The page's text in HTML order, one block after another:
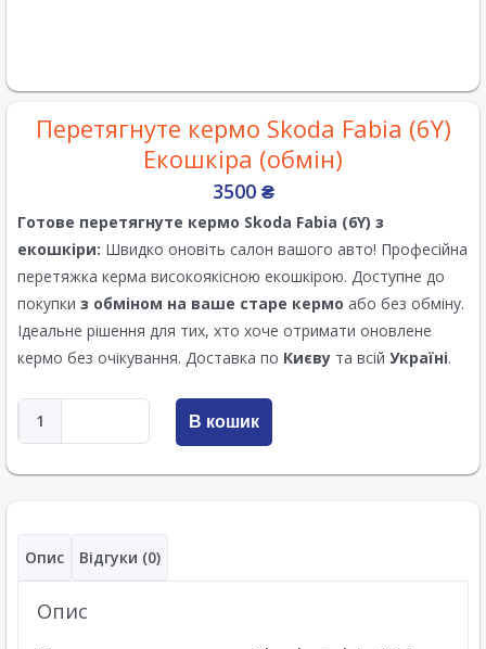
Перетягнуте кермо Skoda Fabia (6Y)
Екошкіра (обмін)
3500 ₴
Готове перетягнуте кермо Skoda Fabia (6Y) з
екошкіри: Швидко оновіть салон вашого авто! Професійна
перетяжка керма високоякісною екошкірою. Доступне до
покупки з обміном на ваше старе кермо або без обміну.
Ідеальне рішення для тих, хто хоче отримати оновлене
кермо без очікування. Доставка по Києву та всій Україні.
В кошик
Опис Відгуки (0)
Опис